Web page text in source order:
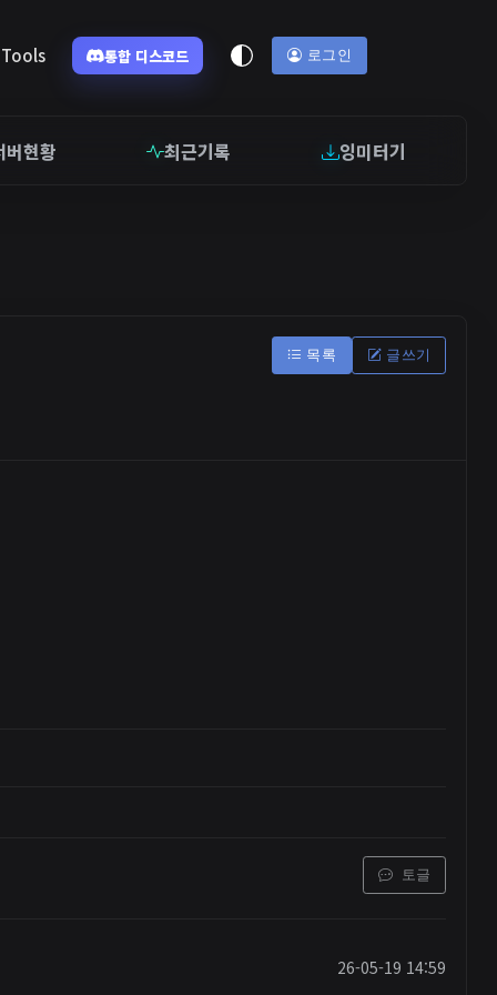
Tools 통합 디스코드 로그인
버현황 최근기록 잉미터기
목록 글쓰기
토글
26-05-19 14:59